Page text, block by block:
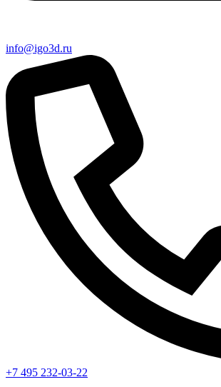
info@igo3d.ru
+7 495 232-03-22